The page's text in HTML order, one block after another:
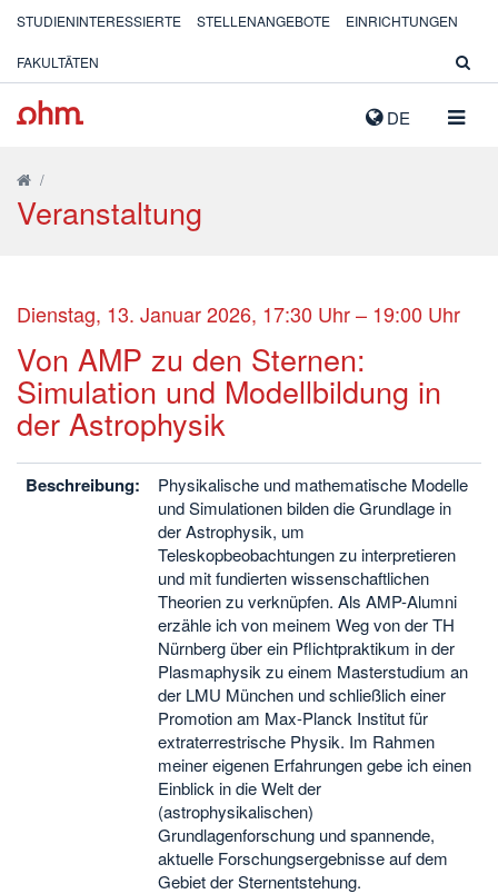
DE
STUDIENINTERESSIERTE STELLENANGEBOTE EINRICHTUNGEN
FAKULTÄTEN
/
Veranstaltung
Dienstag, 13. Januar 2026, 17:30 Uhr – 19:00 Uhr
Von AMP zu den Sternen:
Simulation und Modellbildung in
der Astrophysik
Beschreibung:
Physikalische und mathematische Modelle
und Simulationen bilden die Grundlage in
der Astrophysik, um
Teleskopbeobachtungen zu interpretieren
und mit fundierten wissenschaftlichen
Theorien zu verknüpfen. Als AMP-Alumni
erzähle ich von meinem Weg von der TH
Nürnberg über ein Pflichtpraktikum in der
Plasmaphysik zu einem Masterstudium an
der LMU München und schließlich einer
Promotion am Max-Planck Institut für
extraterrestrische Physik. Im Rahmen
meiner eigenen Erfahrungen gebe ich einen
Einblick in die Welt der
(astrophysikalischen)
Grundlagenforschung und spannende,
aktuelle Forschungsergebnisse auf dem
Gebiet der Sternentstehung.